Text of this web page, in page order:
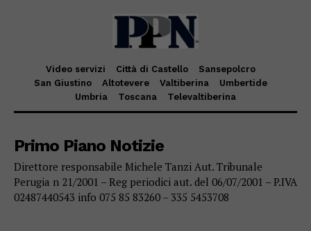
Video servizi Città di Castello
Sansepolcro
San Giustino
Altotevere Valtiberina
Umbertide
Umbria
Toscana Televaltiberina
Primo Piano Notizie
Direttore responsabile Michele Tanzi Aut. Tribunale
Perugia n 21/2001 – Reg periodici aut. del 06/07/2001 – P.IVA
02487440543 info 075 85 83260 – 335 5453708